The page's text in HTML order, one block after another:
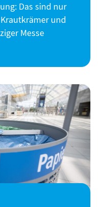
Das sind nur
und
Messe